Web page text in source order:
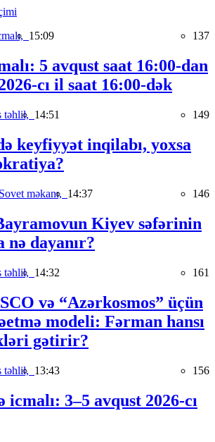
15:09 137
5 avqust saat 16:00-dan
cı il saat 16:00-dək
təhlil, 14:51 149
keyfiyyət inqilabı, yoxsa
məkanı, 14:37 146
Kiyev səfərinin
nə dayanır?
təhlil, 14:32 161
və “Azərkosmos” üçün
modeli: Fərman hansı
gətirir?
təhlil, 13:43 156
icmalı: 3–5 avqust 2026-cı